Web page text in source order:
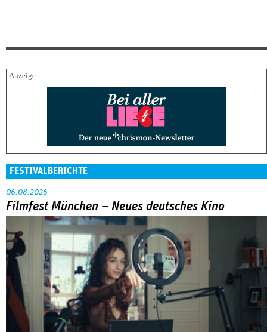
FESTIVALBERICHTE
06.08.2026
Filmfest München – Neues deutsches Kino